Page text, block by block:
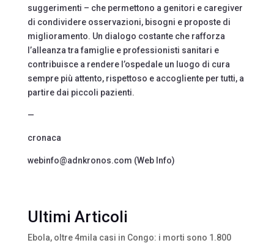
suggerimenti – che permettono a genitori e caregiver
di condividere osservazioni, bisogni e proposte di
miglioramento. Un dialogo costante che rafforza
l’alleanza tra famiglie e professionisti sanitari e
contribuisce a rendere l’ospedale un luogo di cura
sempre più attento, rispettoso e accogliente per tutti, a
partire dai piccoli pazienti.
—
cronaca
webinfo@adnkronos.com (Web Info)
Ultimi Articoli
Ebola, oltre 4mila casi in Congo: i morti sono 1.800